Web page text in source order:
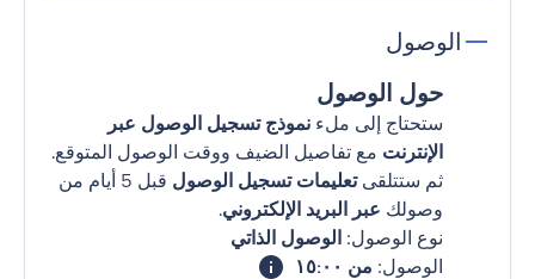
الوصول
حول الوصول
ستحتاج إلى ملء نموذج تسجيل الوصول عبر
الإنترنت مع تفاصيل الضيف ووقت الوصول المتوقع.
ثم ستتلقىتعليمات تسجيل الوصول
قبل 5 أيام من
وصولك عبر البريد الإلكتروني.
نوع الوصول: الوصول الذاتي
الوصول: من ١٥:٠٠